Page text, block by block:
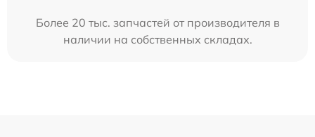
Более 20 тыс. запчастей от производителя в
наличии на собственных складах.